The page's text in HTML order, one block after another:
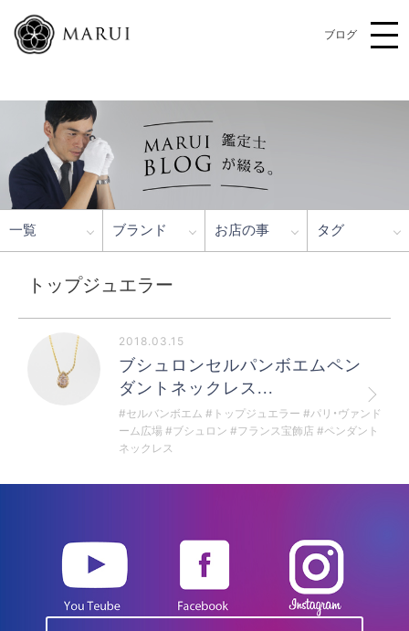
ブログ
一覧 ブランド お店の事 タグ
トップジュエラー
2018.03.15
ブシュロンセルパンボエムペン
ダントネックレス...
#セルバンボエム #トップジュエラー #パリ・ヴァンド
ーム広場 #ブシュロン #フランス宝飾店 #ペンダント
ネックレス